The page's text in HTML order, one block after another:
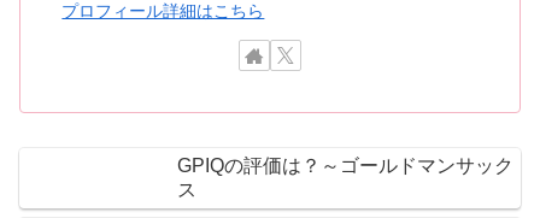
プロフィール詳細はこちら
GPIQの評価は？～ゴールドマンサック
ス